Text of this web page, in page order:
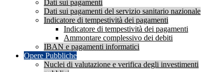
Dati sui pagamenti
Dati sui pagamenti del servizio sanitario nazionale
Indicatore di tempestività dei pagamenti
Indicatore di tempestività dei pagamenti
Ammontare complessivo dei debiti
IBAN e pagamenti informatici
Opere Pubbliche
Nuclei di valutazione e verifica degli investimenti